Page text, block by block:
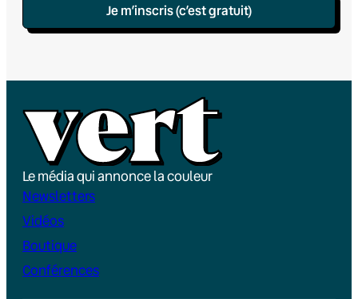
Je m’inscris (c’est gratuit)
Le média qui annonce la couleur
Newsletters
Vidéos
Boutique
Conférences